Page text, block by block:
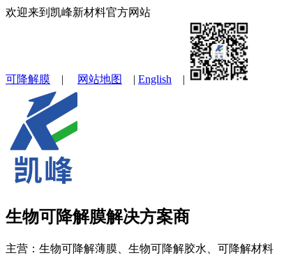
欢迎来到凯峰新材料官方网站
可降解膜 | 网站地图 | English |
生物可降解膜解决方案商
主营：生物可降解薄膜、生物可降解胶水、可降解材料